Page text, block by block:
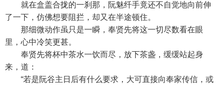
就在盒盖合拢的一刹那，阮魅纤手竟还不自觉地向前伸
了一下，仿佛想要阻拦，却又在半途顿住。
那细微动作虽只是一瞬，奉贤先将这一切尽数看在眼
里，心中冷笑更甚。
奉贤先将杯中茶水一饮而尽，放下茶盏，缓缓站起身
来，道：
“若是阮谷主日后有什么要求，大可直接向奉家传信，或